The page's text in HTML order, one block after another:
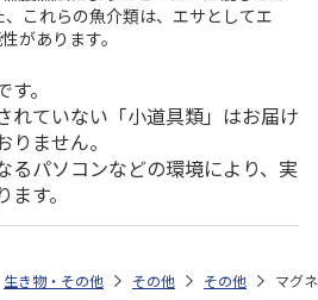
これらの魚介類は、エサとしてエ
があります。
。
れていない「小道具類」はお届け
ません。
るパソコンなどの環境により、実
す。
生き物・その他 その他 その他 マグ